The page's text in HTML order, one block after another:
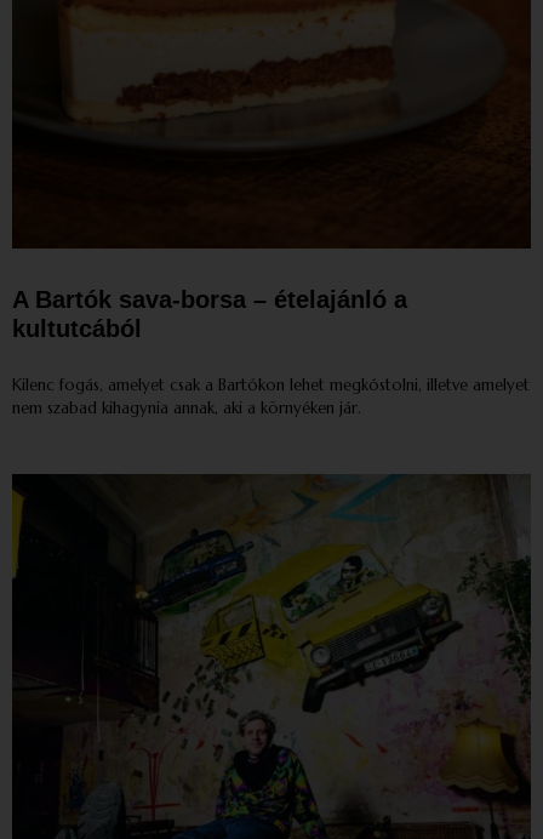
A Bartók sava-borsa – ételajánló a
kultutcából
Kilenc fogás, amelyet csak a Bartókon lehet megkóstolni, illetve amelyet
nem szabad kihagynia annak, aki a környéken jár.